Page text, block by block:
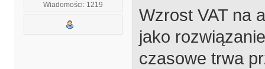
Wiadomości: 1219
Wzrost VAT na
jako
czasowe trwa